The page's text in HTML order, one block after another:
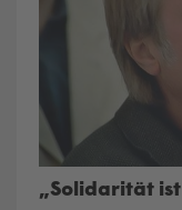
„Solidarität